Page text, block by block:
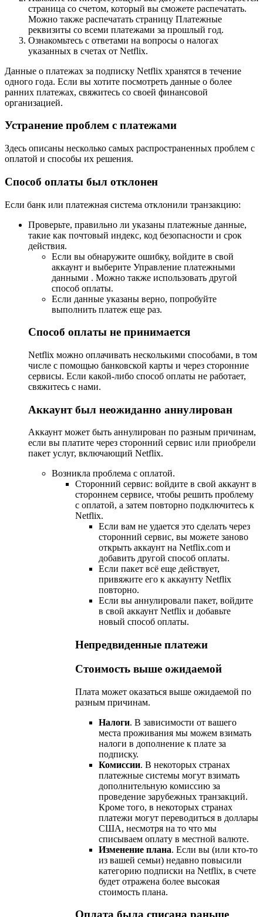
страница со счетом, который вы сможете распечатать.
Можно также распечатать страницу Платежные
реквизиты со всеми платежами за прошлый год.
Ознакомьтесь с ответами на вопросы о налогах
указанных в счетах от Netflix.
Данные о платежах за подписку Netflix хранятся в течение
одного года. Если вы хотите посмотреть данные о более
ранних платежах, свяжитесь со своей финансовой
организацией.
Устранение проблем с платежами
Здесь описаны несколько самых распространенных проблем с
оплатой и способы их решения.
Способ оплаты был отклонен
Если банк или платежная система отклонили транзакцию:
Проверьте, правильно ли указаны платежные данные,
такие как почтовый индекс, код безопасности и срок
действия.
Если вы обнаружите ошибку, войдите в свой
аккаунт и выберите Управление платежными
данными . Можно также использовать другой
способ оплаты.
Если данные указаны верно, попробуйте
выполнить платеж еще раз.
Способ оплаты не принимается
Netflix можно оплачивать несколькими способами, в том
числе с помощью банковской карты и через сторонние
сервисы. Если какой-либо способ оплаты не работает,
свяжитесь с нами.
Аккаунт был неожиданно аннулирован
Аккаунт может быть аннулирован по разным причинам,
если вы платите через сторонний сервис или приобрели
пакет услуг, включающий Netflix.
Возникла проблема с оплатой.
Сторонний сервис: войдите в свой аккаунт в
стороннем сервисе, чтобы решить проблему
с оплатой, а затем повторно подключитесь к
Netflix.
Если вам не удается это сделать через
сторонний сервис, вы можете заново
открыть аккаунт на Netflix.com и
добавить другой способ оплаты.
Если пакет всё еще действует,
привяжите его к аккаунту Netflix
повторно.
Если вы аннулировали пакет, войдите
в свой аккаунт Netflix и добавьте
новый способ оплаты.
Непредвиденные платежи
Стоимость выше ожидаемой
Плата может оказаться выше ожидаемой по
разным причинам.
Налоги. В зависимости от вашего
места проживания мы можем взимать
налоги в дополнение к плате за
подписку.
Комиссии. В некоторых странах
платежные системы могут взимать
дополнительную комиссию за
проведение зарубежных транзакций.
Кроме того, в некоторых странах
платежи могут переводиться в доллары
США, несмотря на то что мы
списываем оплату в местной валюте.
Изменение плана. Если вы (или кто-то
из вашей семьи) недавно повысили
категорию подписки на Netflix, в счете
будет отражена более высокая
стоимость плана.
Оплата была списана раньше